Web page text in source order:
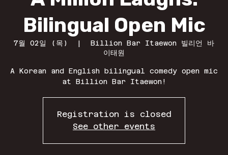
Bilingual Open Mic
7월 02일 (목)
  |
Billion Bar Itaewon 빌리언 바
이태원
A Korean and English bilingual comedy open mic
at Billion Bar Itaewon!
Registration is closed
See other events